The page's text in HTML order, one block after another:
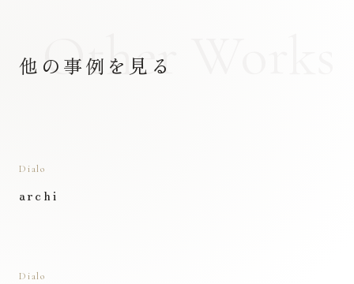
Other Works
他の事例を見る
Dialo
archi
Dialo